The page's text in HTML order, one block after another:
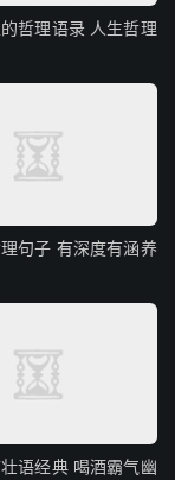
哲理语录 人生哲理
句子 有深度有涵养
语经典 喝酒霸气幽